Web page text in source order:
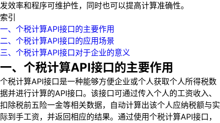
发效率和程序可维护性，同时也可以提高计算准确性。
索引
一、个税计算API接口的主要作用
二、个税计算API接口的应用场景
三、个税计算API接口对于企业的意义
一、个税计算API接口的主要作用
个税计算API接口是一种能够方便企业或个人获取个人所得税数
据并进行计算的API接口。该接口可通过传入个人的工资收入、
扣除税前五险一金等相关数据，自动计算出该个人应纳税额与实
际到手工资，并返回相应的结果。通过使用个税计算API接口，